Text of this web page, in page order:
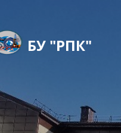
БУ "РПК"